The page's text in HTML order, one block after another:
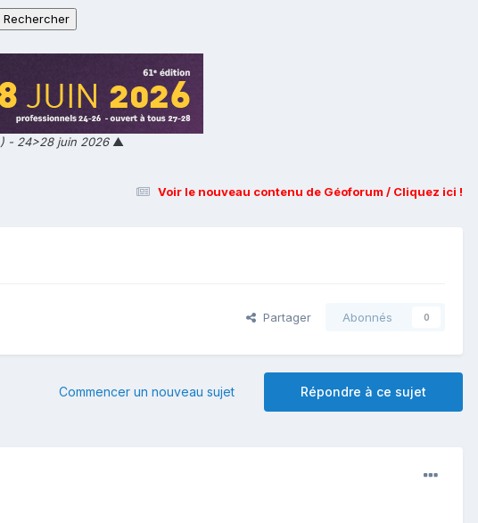
- 24>28 juin 2026▲
Voir le nouveau contenu de Géoforum / Cliquez ici !
Partager Abonnés 0
Répondre à ce sujet
Commencer un nouveau sujet